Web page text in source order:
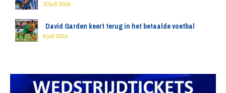
10 juli 2026
David Garden keert terug in het betaalde voetbal
8 juli 2026